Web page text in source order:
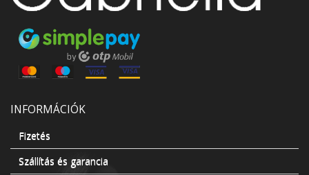
INFORMÁCIÓK
Fizetés
Szállítás és garancia